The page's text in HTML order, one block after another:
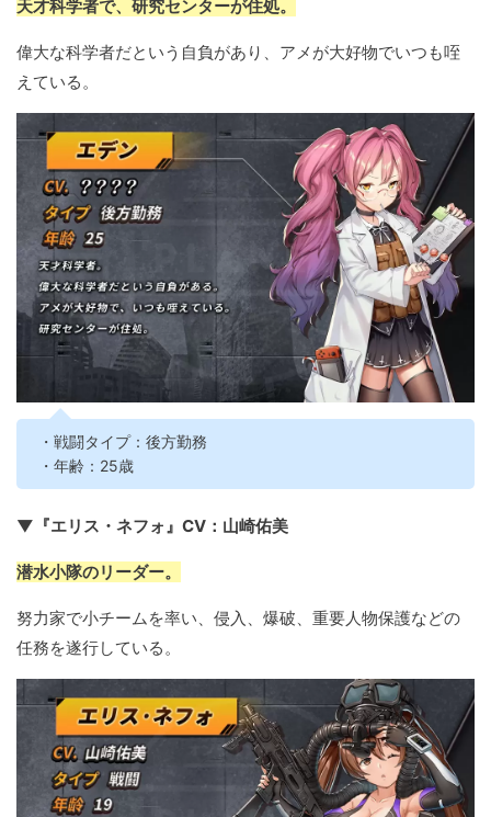
天才科学者で、研究センターが住処。
偉大な科学者だという自負があり、アメが大好物でいつも咥
えている。
・戦闘タイプ：後方勤務
・年齢：25歳
▼『エリス・ネフォ』CV：山崎佑美
潜水小隊のリーダー。
努力家で小チームを率い、侵入、爆破、重要人物保護などの
任務を遂行している。